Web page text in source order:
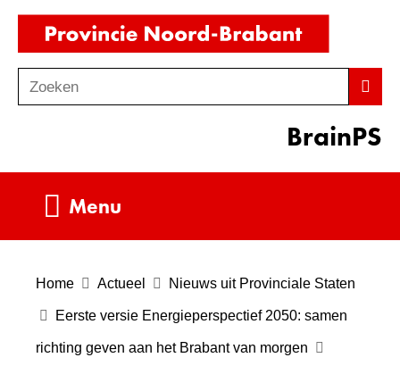
Ga
de
inhoud
o
Zoeken
BrainPS
Menu
Home Actueel Nieuws uit Provinciale Staten
Eerste versie Energieperspectief 2050: samen
richting geven aan het Brabant van morgen